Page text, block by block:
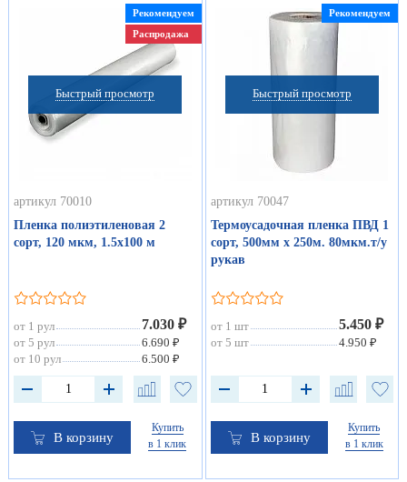
Быстрый просмотр
Рекомендуем
Распродажа
артикул 70010
Пленка полиэтиленовая 2
сорт, 120 мкм, 1.5х100 м
от 1 рул 7.030 ₽
от 5 рул
6.690 ₽
от 10 рул
6.500 ₽
В корзину
Купить
в 1 клик
Быстрый просмотр
Рекомендуем
артикул 70047
Термоусадочная пленка ПВД 1
сорт, 500мм х 250м. 80мкм.т/у
рукав
от 1 шт 5.450 ₽
от 5 шт 4.950 ₽
В корзину
Купить
в 1 клик